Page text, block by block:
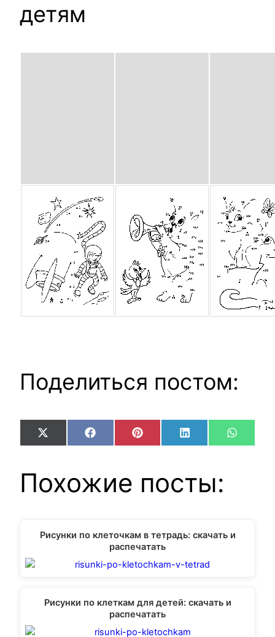
детям
Поделиться постом:
Share
on
X
(Twitter)
Share
on
FacebookShare
on
Pinterest Share
on
LinkedIn Share
on
Похожие посты:
Рисунки по клеточкам в тетрадь: скачать и
распечатать
Рисунки по клеткам для детей: скачать и
распечатать